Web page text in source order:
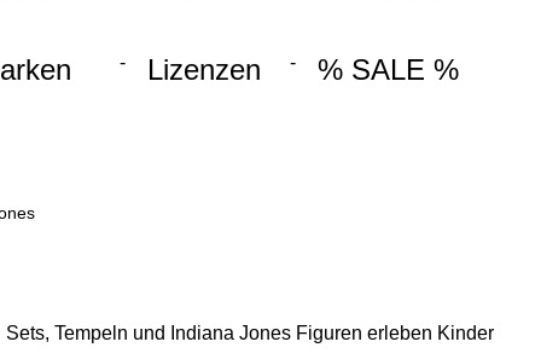
Lizenzen % SALE %
Tempeln und Indiana Jones Figuren erleben Kinder